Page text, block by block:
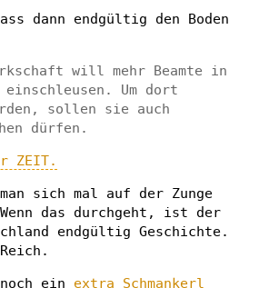
dann endgültig den Boden
will mehr Beamte in
Um dort
sollen sie auch
dürfen.
ZEIT.
man sich mal auf der Zunge
das durchgeht, ist der
endgültig Geschichte.
ein extra Schmankerl